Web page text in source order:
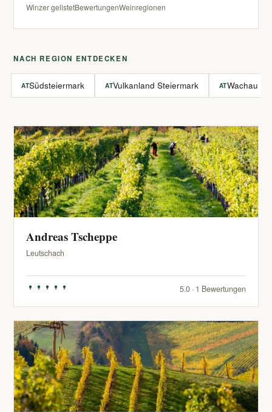
Winzer gelistetBewertungenWeinregionen
NACH REGION ENTDECKEN
ATSüdsteiermark ATVulkanland Steiermark ATWachau
Andreas Tscheppe
Leutschach
5.0 · 1 Bewertungen